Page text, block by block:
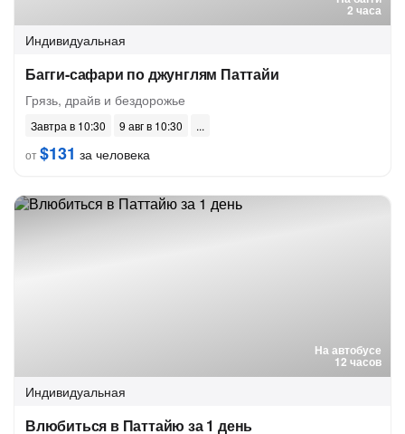
2 часа
Индивидуальная
Багги-сафари по джунглям Паттайи
Грязь, драйв и бездорожье
Завтра в 10:30
9 авг в 10:30
от$131 за человека
На автобусе
12 часов
Индивидуальная
Влюбиться в Паттайю за 1 день